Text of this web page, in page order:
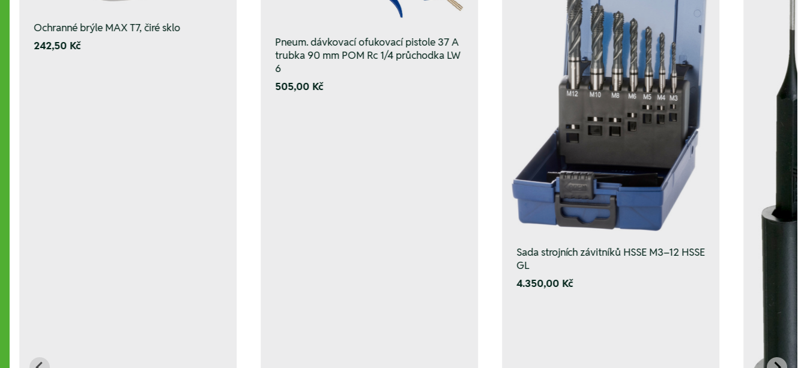
Ochranné brýle MAX T7, čiré sklo
242,50 Kč
Pneum. dávkovací ofukovací pistole 37 A
trubka 90 mm POM Rc 1/4 průchodka LW
6
505,00 Kč
Sada strojních závitníků HSSE M3–12 HSSE
GL
4.350,00 Kč